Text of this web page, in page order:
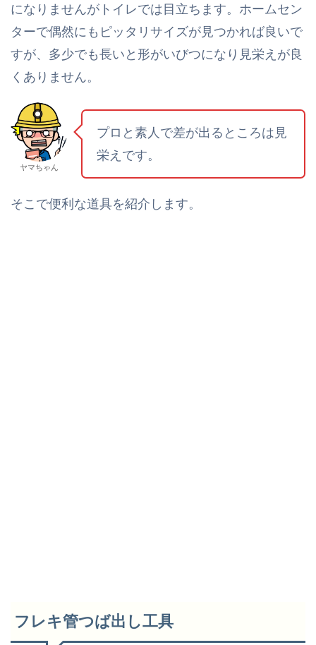
になりませんがトイレでは目立ちます。ホームセン
ターで偶然にもピッタリサイズが見つかれば良いで
すが、多少でも長いと形がいびつになり見栄えが良
くありません。
ヤマちゃん
プロと素人で差が出るところは見
栄えです。
そこで便利な道具を紹介します。
フレキ管つば出し工具